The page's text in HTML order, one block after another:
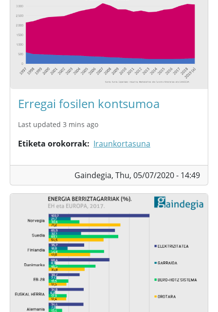
Erregai fosilen kontsumoa
Last updated 3 mins ago
Etiketa orokorrak Iraunkortasuna
Gaindegia, Thu, 05/07/2020 - 14:49